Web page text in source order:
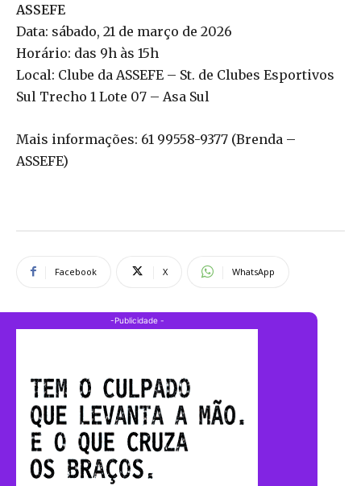
ASSEFE
Data: sábado, 21 de março de 2026
Horário: das 9h às 15h
Local: Clube da ASSEFE – St. de Clubes Esportivos
Sul Trecho 1 Lote 07 – Asa Sul
Mais informações: 61 99558-9377 (Brenda –
ASSEFE)
Facebook X WhatsApp
-Publicidade -